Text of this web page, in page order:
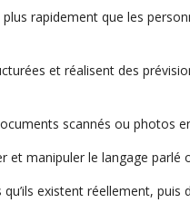
rapidement que les
et réalisent des
scannés ou photos
et manipuler le langage parlé
existent réellement, puis